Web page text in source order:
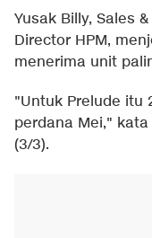
Yusak Billy, Sales
Director HPM,
menerima unit
"Untuk Prelude itu
perdana Mei,"
(3/3).